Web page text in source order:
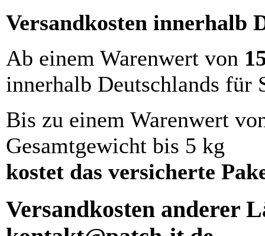
Versandkosten innerhalb
Ab einem Warenwert von
innerhalb Deutschlands für
Bis zu einem Warenwert
Gesamtgewicht bis 5 kg
kostet das versicherte
Versandkosten anderer